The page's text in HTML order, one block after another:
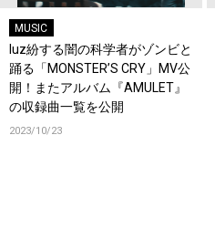
MUSIC
luz紛する闇の科学者がゾンビと
踊る「MONSTER’S CRY」MV公
開！またアルバム『AMULET』
の収録曲一覧を公開
2023/10/23